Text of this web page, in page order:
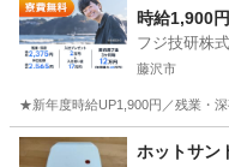
時給1,900円
フジ技研株
藤沢市
★新年度時給UP1,900円／残業・
神奈川 藤沢市 その他
ホットサン